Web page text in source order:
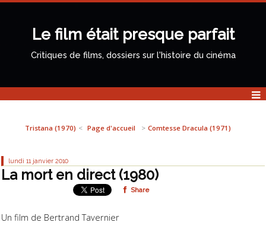
Le film était presque parfait
Critiques de films, dossiers sur l'histoire du cinéma
Tristana (1970) Page d'accueil Comtesse Dracula (1971)
lundi 11 janvier 2010
La mort en direct (1980)
Share
Un film de Bertrand Tavernier